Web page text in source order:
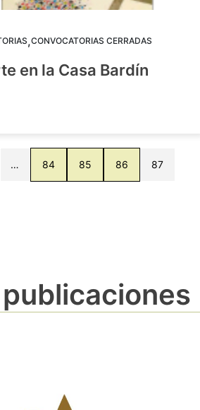
,CONVOCATORIAS CERRADAS
en la Casa Bardín
… 84 85 86 87